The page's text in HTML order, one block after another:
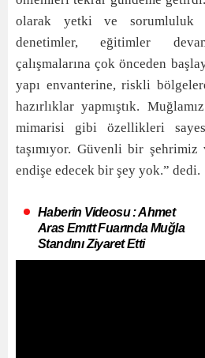
olarak yetki ve sorumluluk
denetimler, eğitimler
çalışmalarına çok önceden
yapı envanterine, riskli
hazırlıklar yapmıştık.
mimarisi gibi özellikleri
taşımıyor. Güvenli bir
endişe edecek bir şey yok.” dedi.
Haberin Videosu : Ahmet
Aras Emıtt Fuarında Muğla
Standını Ziyaret Etti